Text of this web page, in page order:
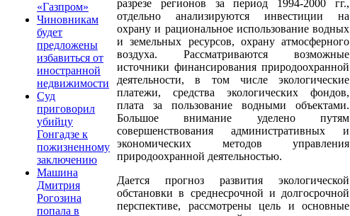
«Газпром»
Чиновникам
будет
предложены
избавиться от
иностранной
недвижимости
Суд
приговорил
убийцу
Гонгадзе к
пожизненному
заключению
Машина
Дмитрия
Рогозина
попала в
разрезе регионов за период 1994-2000 гг.,
отдельно анализируются инвестиции на
охрану и рациональное использование водных
и земельных ресурсов, охрану атмосферного
воздуха. Рассматриваются возможные
источники финансирования природоохранной
деятельности, в том числе экологические
платежи, средства экологических фондов,
плата за пользование водными объектами.
Большое внимание уделено путям
совершенствования административных и
экономических методов управления
природоохранной деятельностью.
Дается прогноз развития экологической
обстановки в среднесрочной и долгосрочной
перспективе, рассмотрены цель и основные